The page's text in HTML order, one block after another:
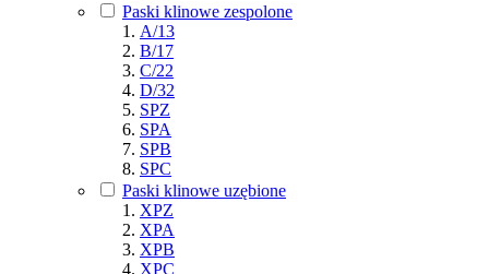
Paski klinowe zespolone
A/13
B/17
C/22
D/32
SPZ
SPA
SPB
SPC
Paski klinowe uzębione
XPZ
XPA
XPB
XPC